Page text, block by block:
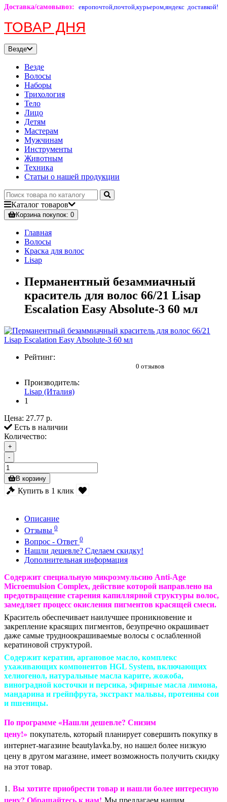
Доставка/самовывоз: европочтой,почтой,курьером,яндекс доставкой!
ТОВАР ДНЯ
Везде
Везде
Волосы
Наборы
Трихология
Тело
Лицо
Детям
Мастерам
Мужчинам
Инструменты
Животным
Техника
Статьи о нашей продукции
Каталог товаров
Корзинапокупок: 0
Главная
Волосы
Краска для волос
Lisap
Перманентный безаммиачный
краситель для волос 66/21 Lisap
Escalation Easy Absolute-3 60 мл
Рейтинг:
0 отзывов
Производитель:
Lisap (Италия)
1
Цена: 27.77 р.
Есть в наличии
Количество:
+
-
В корзину
Купить в 1 клик
Описание
Отзывы 0
Вопрос - Ответ 0
Нашли дешевле? Сделаем скидку!
Дополнительная информация
Cодержит специальную микроэмульсию Anti-Age
Microemulsion Complex, действие которой направлено на
предотвращение старения капиллярной структуры волос,
замедляет процесс окисления пигментов красящей смеси.
Краситель обеспечивает наилучшее проникновение и
закрепление красящих пигментов, безупречно окрашивает
даже самые трудноокрашиваемые волосы с ослабленной
кератиновой структурой.
Содержит кератин, аргановое масло, комплекс
ухаживающих компонентов HGL System, включающих
хелиогенол, натуральные масла карите, жожоба,
виноградной косточки и персика, эфирные масла лимона,
мандарина и грейпфрута, экстракт мальвы, протеины сои
и пшеницы.
По программе «Нашли дешевле? Снизим
цену!» покупатель, который планирует совершить покупку в
интернет-магазине beautylavka.by, но нашел более низкую
цену в другом магазине, имеет возможность получить скидку
на этот товар.
1. Вы хотите приобрести товар и нашли более интересную
Мы предлагаем нашим